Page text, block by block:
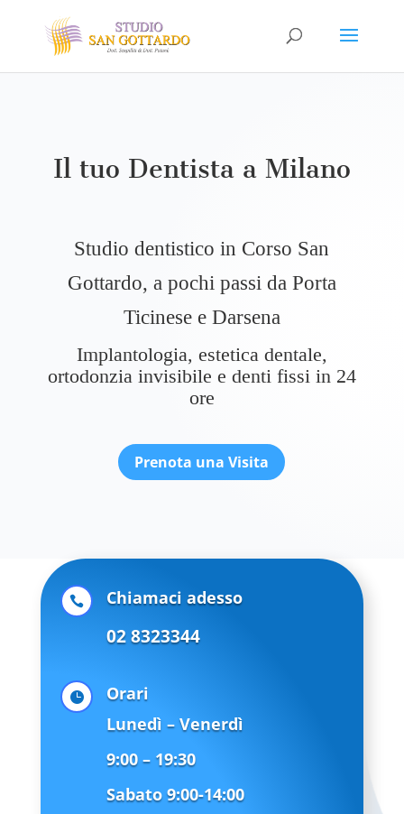
Il tuo Dentista a Milano
Studio dentistico in Corso San
Gottardo, a pochi passi da Porta
Ticinese e Darsena
Implantologia, estetica dentale,
ortodonzia invisibile e denti fissi in 24
ore
Prenota una Visita
 Chiamaci adesso
02 8323344

Orari
Lunedì – Venerdì
9:00 – 19:30
Sabato 9:00-14:00